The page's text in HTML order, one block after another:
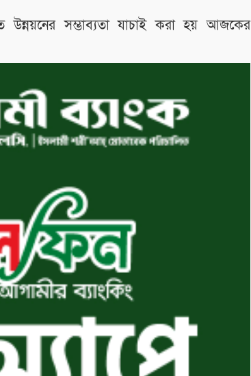
উন্নয়নের সম্ভাব্যতা যাচাই করা হয় আজকের